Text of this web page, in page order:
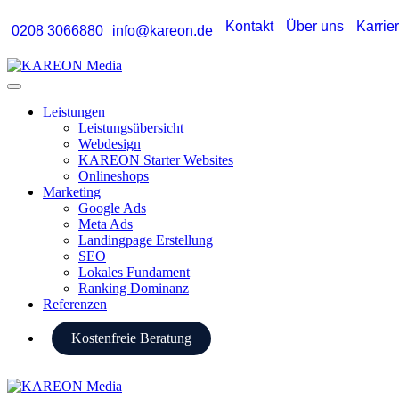
Inhalt
0208 3066880 info@kareon.de Kontakt Über uns
Menü
Leistungen
Leistungsübersicht
Webdesign
KAREON Starter Websites
Onlineshops
Marketing
Google Ads
Meta Ads
Landingpage Erstellung
SEO
Lokales Fundament
Ranking Dominanz
Referenzen
Kostenfreie Beratung